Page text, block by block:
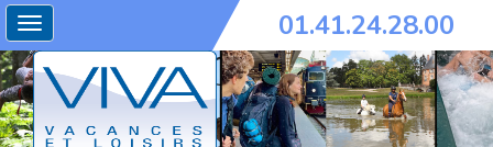
Toggle
navigation
01.41.24.28.00